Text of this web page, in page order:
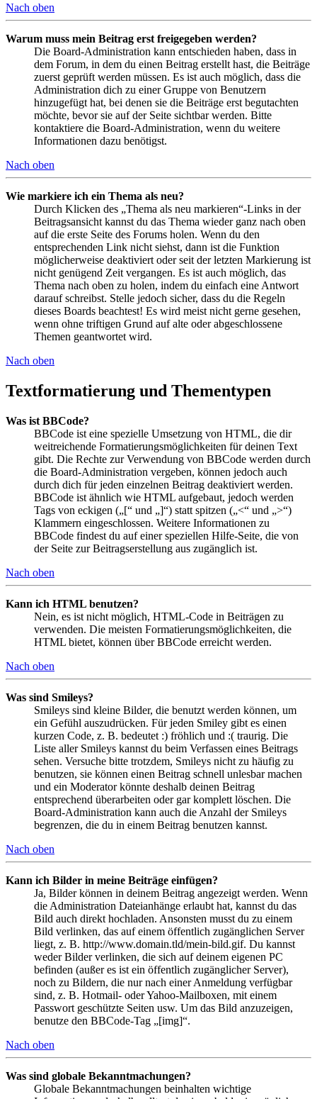
Nach oben
Warum muss mein Beitrag erst freigegeben werden?
Die Board-Administration kann entschieden haben, dass in
dem Forum, in dem du einen Beitrag erstellt hast, die Beiträge
zuerst geprüft werden müssen. Es ist auch möglich, dass die
Administration dich zu einer Gruppe von Benutzern
hinzugefügt hat, bei denen sie die Beiträge erst begutachten
möchte, bevor sie auf der Seite sichtbar werden. Bitte
kontaktiere die Board-Administration, wenn du weitere
Informationen dazu benötigst.
Nach oben
Wie markiere ich ein Thema als neu?
Durch Klicken des „Thema als neu markieren“-Links in der
Beitragsansicht kannst du das Thema wieder ganz nach oben
auf die erste Seite des Forums holen. Wenn du den
entsprechenden Link nicht siehst, dann ist die Funktion
möglicherweise deaktiviert oder seit der letzten Markierung ist
nicht genügend Zeit vergangen. Es ist auch möglich, das
Thema nach oben zu holen, indem du einfach eine Antwort
darauf schreibst. Stelle jedoch sicher, dass du die Regeln
dieses Boards beachtest! Es wird meist nicht gerne gesehen,
wenn ohne triftigen Grund auf alte oder abgeschlossene
Themen geantwortet wird.
Nach oben
Textformatierung und Thementypen
Was ist BBCode?
BBCode ist eine spezielle Umsetzung von HTML, die dir
weitreichende Formatierungsmöglichkeiten für deinen Text
gibt. Die Rechte zur Verwendung von BBCode werden durch
die Board-Administration vergeben, können jedoch auch
durch dich für jeden einzelnen Beitrag deaktiviert werden.
BBCode ist ähnlich wie HTML aufgebaut, jedoch werden
Tags von eckigen („[“ und „]“) statt spitzen („<“ und „>“)
Klammern eingeschlossen. Weitere Informationen zu
BBCode findest du auf einer speziellen Hilfe-Seite, die von
der Seite zur Beitragserstellung aus zugänglich ist.
Nach oben
Kann ich HTML benutzen?
Nein, es ist nicht möglich, HTML-Code in Beiträgen zu
verwenden. Die meisten Formatierungsmöglichkeiten, die
HTML bietet, können über BBCode erreicht werden.
Nach oben
Was sind Smileys?
Smileys sind kleine Bilder, die benutzt werden können, um
ein Gefühl auszudrücken. Für jeden Smiley gibt es einen
kurzen Code, z. B. bedeutet :) fröhlich und :( traurig. Die
Liste aller Smileys kannst du beim Verfassen eines Beitrags
sehen. Versuche bitte trotzdem, Smileys nicht zu häufig zu
benutzen, sie können einen Beitrag schnell unlesbar machen
und ein Moderator könnte deshalb deinen Beitrag
entsprechend überarbeiten oder gar komplett löschen. Die
Board-Administration kann auch die Anzahl der Smileys
begrenzen, die du in einem Beitrag benutzen kannst.
Nach oben
Kann ich Bilder in meine Beiträge einfügen?
Ja, Bilder können in deinem Beitrag angezeigt werden. Wenn
die Administration Dateianhänge erlaubt hat, kannst du das
Bild auch direkt hochladen. Ansonsten musst du zu einem
Bild verlinken, das auf einem öffentlich zugänglichen Server
liegt, z. B. http://www.domain.tld/mein-bild.gif. Du kannst
weder Bilder verlinken, die sich auf deinem eigenen PC
befinden (außer es ist ein öffentlich zugänglicher Server),
noch zu Bildern, die nur nach einer Anmeldung verfügbar
sind, z. B. Hotmail- oder Yahoo-Mailboxen, mit einem
Passwort geschützte Seiten usw. Um das Bild anzuzeigen,
benutze den BBCode-Tag „[img]“.
Nach oben
Was sind globale Bekanntmachungen?
Globale Bekanntmachungen beinhalten wichtige